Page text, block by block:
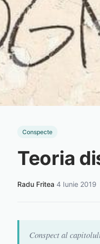
Conspecte
Teoria
Radu Fritea 4 Iunie 2019
Conspect al